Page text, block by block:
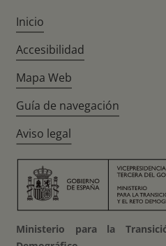
Inicio
Accesibilidad
Mapa Web
Guía de navegación
Aviso legal
Ministerio para la